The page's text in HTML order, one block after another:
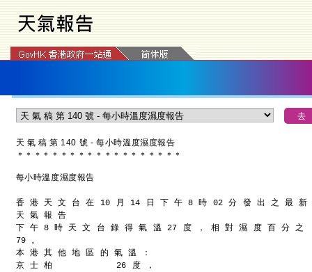
天 氣 稿 第 140 號 - 每小時溫度濕度報告
＊ ＊ ＊ ＊ ＊ ＊ ＊ ＊ ＊ ＊ ＊ ＊ ＊ ＊ ＊ ＊ ＊ ＊ ＊
每小時溫度濕度報告
香 港 天 文 台 在 10 月 14 日 下 午 8 時 02 分 發 出 之 最 新
天 氣 報 告
下 午 8 時 天 文 台 錄 得 氣 溫 27 度 ， 相 對 濕 度 百 分 之
79 。
本 港 其 他 地 區 的 氣 溫 ：
京 士 柏            26 度 ，